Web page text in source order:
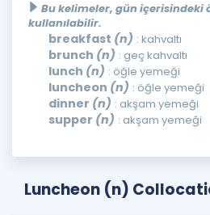
Bu kelimeler, gün
kullanılabilir.
breakfast (n) : kahvaltı
brunch (n) : geç kahvaltı
lunch (n) : öğle yemeği
luncheon (n) : öğle yemeği
dinner (n) : akşam yemeği
supper (n) : akşam yemeği
Luncheon (n)